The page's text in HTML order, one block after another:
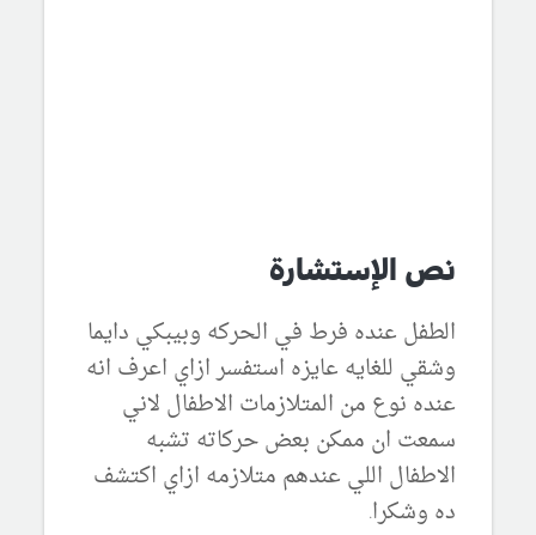
نص الإستشارة
الطفل عنده فرط في الحركه وبيبكي دايما
وشقي للغايه عايزه استفسر ازاي اعرف انه
عنده نوع من المتلازمات الاطفال لاني
سمعت ان ممكن بعض حركاته تشبه
الاطفال اللي عندهم متلازمه ازاي اكتشف
ده وشكرا.